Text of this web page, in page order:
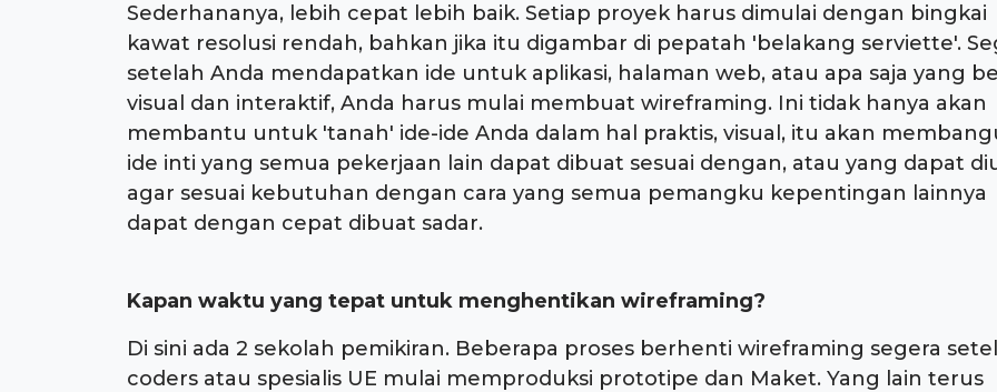
Sederhananya, lebih cepat lebih baik. Setiap proyek harus dimulai dengan bingkai
kawat resolusi rendah, bahkan jika itu digambar di pepatah 'belakang serviette'.
setelah Anda mendapatkan ide untuk aplikasi, halaman web, atau apa saja yang
visual dan interaktif, Anda harus mulai membuat wireframing. Ini tidak hanya akan
membantu untuk 'tanah' ide-ide Anda dalam hal praktis, visual, itu akan
ide inti yang semua pekerjaan lain dapat dibuat sesuai dengan, atau yang dapat
agar sesuai kebutuhan dengan cara yang semua pemangku kepentingan lainnya
dapat dengan cepat dibuat sadar.
Kapan waktu yang tepat untuk menghentikan wireframing?
Di sini ada 2 sekolah pemikiran. Beberapa proses berhenti wireframing segera
coders atau spesialis UE mulai memproduksi prototipe dan Maket. Yang lain terus